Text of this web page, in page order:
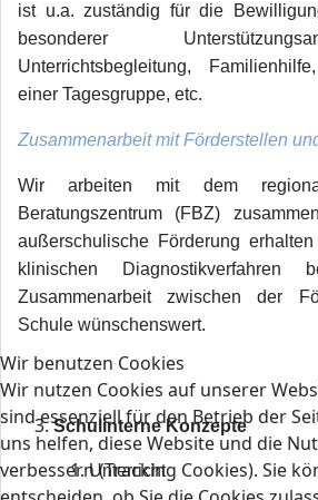
ist u.a. zuständig für die
besonderer
Unterrichtsbegleitung,
einer Tagesgruppe, etc.
Zusammenarbeit mit Förderstellen
Wir arbeiten mit dem
Beratungszentrum (FBZ)
außerschulische Förderung
klinischen
Zusammenarbeit zwischen der
Schule wünschenswert.
Schulinterne Konzepte
Unterricht
Wir benutzen Cookies
Wir nutzen Cookies auf unserer
sind essenziell für den Betrieb der
uns helfen, diese Website und die
verbessern (Tracking Cookies). Sie